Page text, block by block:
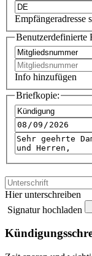
Empfängeradresse
Benutzerdefinierte
Info hinzufügen
Briefkopie:
Hier unterschreiben
Signatur hochladen